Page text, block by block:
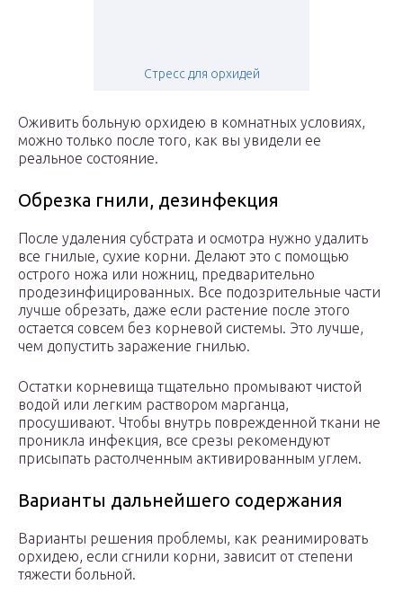
Стресс для орхидей
Оживить больную орхидею в комнатных условиях,
можно только после того, как вы увидели ее
реальное состояние.
Обрезка гнили, дезинфекция
После удаления субстрата и осмотра нужно удалить
все гнилые, сухие корни. Делают это с помощью
острого ножа или ножниц, предварительно
продезинфицированных. Все подозрительные части
лучше обрезать, даже если растение после этого
остается совсем без корневой системы. Это лучше,
чем допустить заражение гнилью.
Остатки корневища тщательно промывают чистой
водой или легким раствором марганца,
просушивают. Чтобы внутрь поврежденной ткани не
проникла инфекция, все срезы рекомендуют
присыпать растолченным активированным углем.
Варианты дальнейшего содержания
Варианты решения проблемы, как реанимировать
орхидею, если сгнили корни, зависит от степени
тяжести больной.